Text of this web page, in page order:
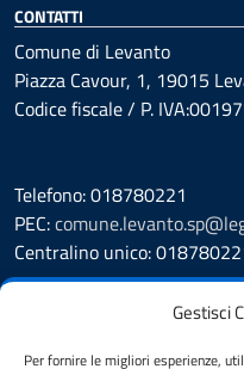
Gestisci
Per fornire le migliori esperienze,
CONTATTI
Comune di Levanto
Piazza Cavour, 1, 19015
Codice fiscale / P.
Telefono: 018780221
PEC:
Centralino unico:
Prenotazione appuntamento
Segnalazione disservizio